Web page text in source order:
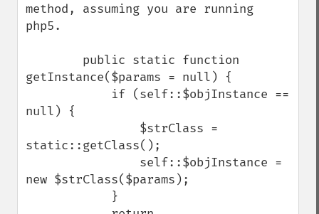
method, assuming you are running
php5.
getInstance($params = null) {
null) {
static::getClass();
new $strClass($params);